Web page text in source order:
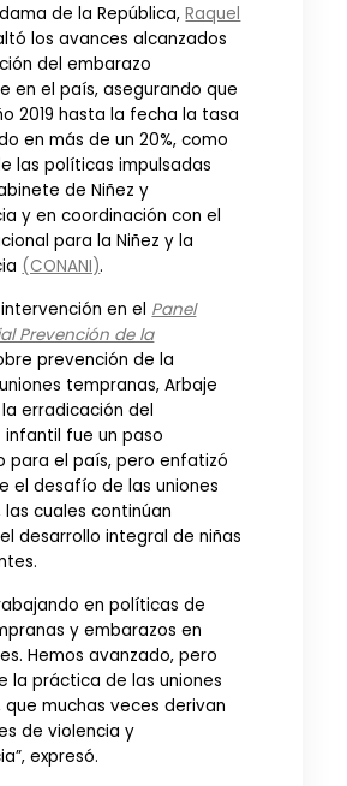
de la República,Raquel
los avances alcanzados
del embarazo
en el país, asegurando que
2019 hasta la fecha la tasa
en más de un 20%, como
las políticas impulsadas
de Niñez y
y en coordinación con el
para la Niñez y la
(CONANI).
en el Panel
Prevención de la
prevención de la
tempranas, Arbaje
erradicación del
fue un paso
para el país, pero enfatizó
el desafío de las uniones
cuales continúan
desarrollo integral de niñas
en políticas de
y embarazos en
Hemos avanzado, pero
la práctica de las uniones
que muchas veces derivan
de violencia y
expresó.